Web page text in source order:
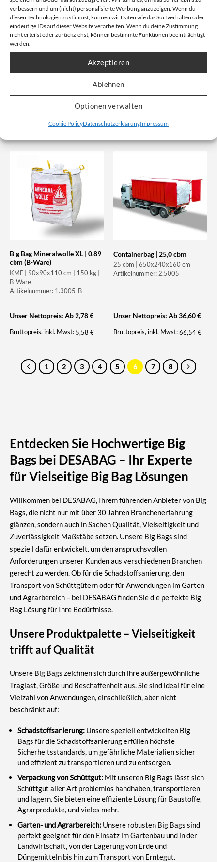
verbessern und um (nicht) personalisierte Werbung anzuzeigen. Wenn du
diesen Technologien zustimmst, können wir Daten wie das Surfverhalten oder
eindeutige IDs auf dieser Website verarbeiten. Wenn du deine Zustimmung
nicht erteilst oder zurückziehst, können bestimmte Funktionen beeinträchtigt
werden.
Akzeptieren
Ablehnen
Optionen verwalten
Cookie PolicyDatenschutzerklärungImpressum
Containerbag | 40,0 cbm
Unser Nettopreis: Ab52,60€
Bruttopreis, inkl. Mwst:95,63€
90x90x90cm | Schüttgut | B-
Ware
Artikelnummer: 1.8009-B
Unser Nettopreis: Ab
Bruttopreis, inkl. Mwst:
Big Bag Mineralwolle XL | 0,89
cbm (B-Ware)
KMF | 90x90x110 cm | 150 kg |
B-Ware
Artikelnummer: 1.3005-B
Unser Nettopreis: Ab 2,78€
Bruttopreis, inkl. Mwst: 5,58€
Containerbag | 25,0 cbm
25 cbm | 650x240x160 cm
Artikelnummer: 2.5005
Unser Nettopreis: Ab36,60€
Bruttopreis, inkl. Mwst:66,54€
1 2 3 4 5 6 7 8
Entdecken Sie Hochwertige Big
Bags bei DESABAG – Ihr Experte
für Vielseitige Big Bag Lösungen
Willkommen bei DESABAG, Ihrem führenden Anbieter von Big
Bags, die nicht nur mit über 30 Jahren Branchenerfahrung
glänzen, sondern auch in Sachen Qualität, Vielseitigkeit und
Zuverlässigkeit Maßstäbe setzen. Unsere Big Bags sind
speziell dafür entwickelt, um den anspruchsvollen
Anforderungen unserer Kunden aus verschiedenen Branchen
gerecht zu werden. Ob für die Schadstoffsanierung, den
Transport von Schüttgütern oder für Anwendungen im Garten-
und Agrarbereich – bei DESABAG finden Sie die perfekte Big
Bag Lösung für Ihre Bedürfnisse.
Unsere Produktpalette – Vielseitigkeit
trifft auf Qualität
Unsere Big Bags zeichnen sich durch ihre außergewöhnliche
Traglast, Größe und Beschaffenheit aus. Sie sind ideal für eine
Vielzahl von Anwendungen, einschließlich, aber nicht
beschränkt auf:
Schadstoffsanierung: Unsere speziell entwickelten Big
Bags für die Schadstoffsanierung erfüllen höchste
Sicherheitsstandards, um gefährliche Materialien sicher
und effizient zu transportieren und zu entsorgen.
Verpackung von Schüttgut: Mit unseren Big Bags lässt sich
Schüttgut aller Art problemlos handhaben, transportieren
und lagern. Sie bieten eine effiziente Lösung für Baustoffe,
Agrarprodukte, und vieles mehr.
Garten- und Agrarbereich: Unsere robusten Big Bags sind
perfekt geeignet für den Einsatz im Gartenbau und in der
Landwirtschaft, von der Lagerung von Erde und
Düngemitteln bis hin zum Transport von Erntegut.